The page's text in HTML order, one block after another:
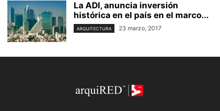
La ADI, anuncia inversión
histórica en el país en el marco...
ARQUITECTURA 23 marzo, 2017